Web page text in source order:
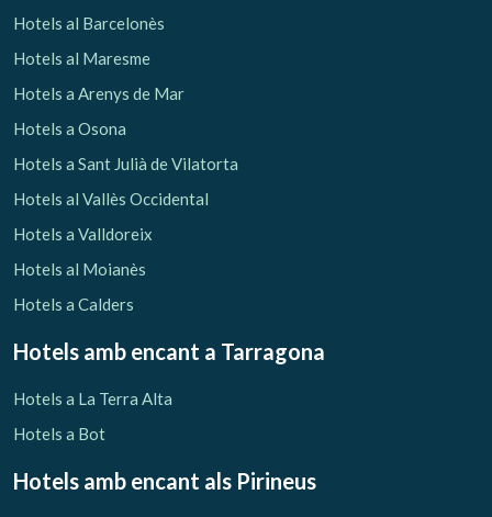
Hotels al Barcelonès
Hotels al Maresme
Hotels a Arenys de Mar
Hotels a Osona
Hotels a Sant Julià de Vilatorta
Hotels al Vallès Occidental
Hotels a Valldoreix
Hotels al Moianès
Hotels a Calders
Hotels amb encant a Tarragona
Hotels a La Terra Alta
Hotels a Bot
Hotels amb encant als Pirineus